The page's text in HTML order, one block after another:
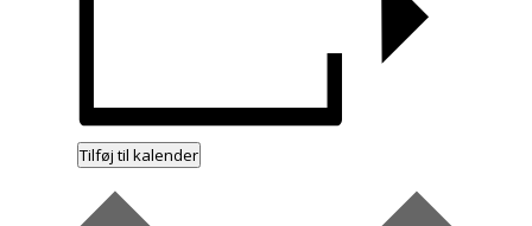
Tilføj til kalender